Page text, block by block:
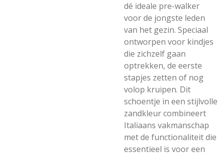
dé ideale pre-walker
voor de jongste leden
van het gezin. Speciaal
ontworpen voor kindjes
die zichzelf gaan
optrekken, de eerste
stapjes zetten of nog
volop kruipen. Dit
schoentje in een stijlvolle
zandkleur combineert
Italiaans vakmanschap
met de functionaliteit die
essentieel is voor een